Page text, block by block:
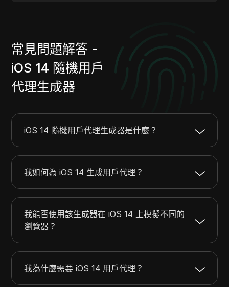
常見問題解答 -
iOS 14 隨機用戶
代理生成器
iOS 14 隨機用戶代理生成器是什麼？
我如何為 iOS 14 生成用戶代理？
我能否使用該生成器在 iOS 14 上模擬不同的
瀏覽器？
我為什麼需要 iOS 14 用戶代理？